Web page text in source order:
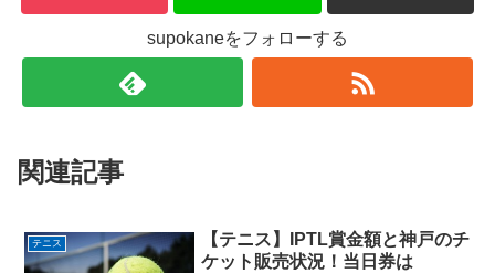
supokaneをフォローする
関連記事
テニス
【テニス】IPTL賞金額と神戸のチ
ケット販売状況！当日券は